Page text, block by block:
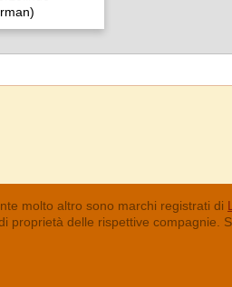
molto altro sono marchi registrati di
delle rispettive compagnie.